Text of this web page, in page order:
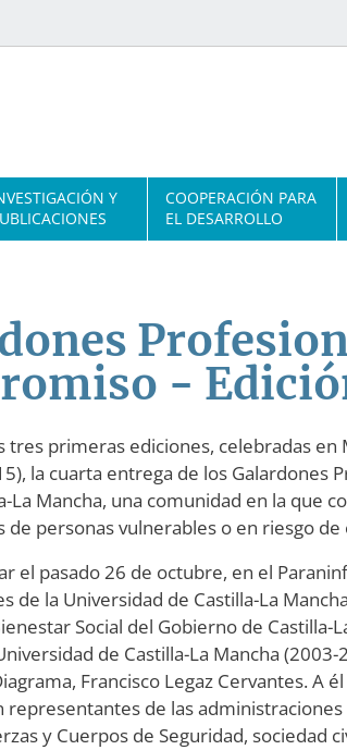
Y
COOPERACIÓN PARA
EL DESARROLLO
-
tres primeras ediciones, celebradas
la cuarta entrega de los Galardones
La Mancha, una comunidad en la que
de personas vulnerables o en riesgo de
el pasado 26 de octubre, en el
de la Universidad de Castilla-La
Social del Gobierno de Castilla-
de Castilla-La Mancha
Francisco Legaz Cervantes. A
representantes de las
y Cuerpos de Seguridad, sociedad